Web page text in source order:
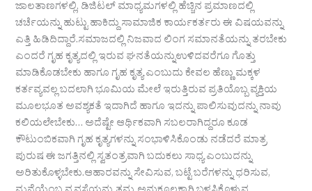
ಜಾಲತಾಣಗಳಲ್ಲಿ, ಡಿಜಿಟಲ್ ಮಾಧ್ಯಮಗಳಲ್ಲಿ ಹೆಚ್ಚಿನ ಪ್ರಮಾಣದಲ್ಲಿ
ಚರ್ಚೆಯನ್ನು ಹುಟ್ಟು ಹಾಕಿದ್ದು ಸಾಮಾಜಿಕ ಕಾರ್ಯಕರ್ತರು ಈ ವಿಷಯವನ್ನು
ಎತ್ತಿ ಹಿಡಿದಿದ್ದಾರೆ.ಸಮಾಜದಲ್ಲಿ ನಿಜವಾದ ಲಿಂಗ ಸಮಾನತೆಯನ್ನು ತರಬೇಕು
ಎಂದರೆ ಗೃಹ ಕೃತ್ಯದಲ್ಲಿ ಇರುವ ಘನತೆಯನ್ನುಉಳಿದವರೆಗೂ ಗೊತ್ತು
ಮಾಡಿಕೊಡಬೇಕು ಹಾಗೂ ಗೃಹ ಕೃತ್ಯ ಎಂಬುದು ಕೇವಲ ಹೆಣ್ಣು ಮಕ್ಕಳ
ಕರ್ತವ್ಯವಲ್ಲ ಬದಲಾಗಿ ಭೂಮಿಯ ಮೇಲೆ ಇರುತ್ತಿರುವ ಪ್ರತಿಯೊಬ್ಬ ವ್ಯಕ್ತಿಯ
ಮೂಲಭೂತ ಅವಶ್ಯಕತೆ ಇದಾಗಿದೆ ಹಾಗೂ ಇದನ್ನು ಪಾಲಿಸುವುದನ್ನು ನಾವು
ಕಲಿಯಲೇಬೇಕು… ಅದೆಷ್ಟೇ ಆರ್ಥಿಕವಾಗಿ ಸಬಲರಾಗಿದ್ದರೂ ಕೂಡ
ಕೌಟುಂಬಿಕವಾಗಿ ಗೃಹ ಕೃತ್ಯಗಳನ್ನು ಸಂಭಾಳಿಸಿಕೊಂಡು ನಡೆದರೆ ಮಾತ್ರ
ಪುರುಷ ಈ ಜಗತ್ತಿನಲ್ಲಿ ಸ್ವತಂತ್ರವಾಗಿ ಬದುಕಲು ಸಾಧ್ಯ ಎಂಬುದನ್ನು
ಅರಿತುಕೊಳ್ಳಬೇಕು.ಆಹಾರವನ್ನು ಸೇವಿಸುವ, ಬಟ್ಟೆ ಬರೆಗಳನ್ನು ಧರಿಸುವ,